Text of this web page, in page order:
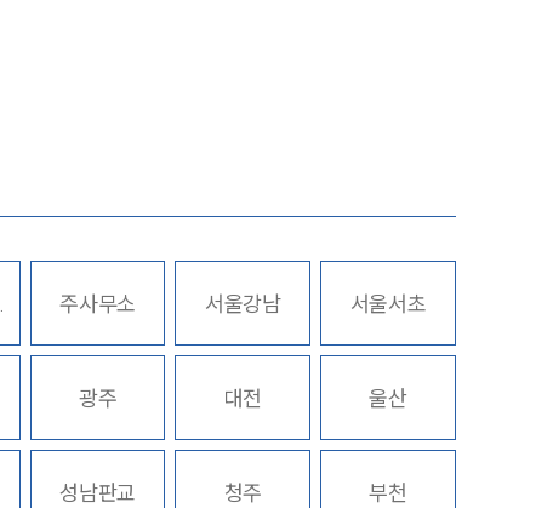
주요 업무사례
사례분석/최신동향
법률정보
법률지식인
고객후기
주사무소 서울강남 서울서초
광주 대전 울산
성남판교 청주 부천